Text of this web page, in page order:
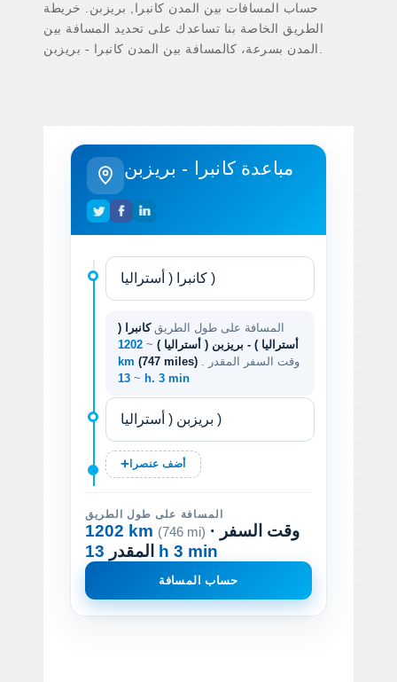
حساب المسافات بين المدن كانبرا, بريزبن. خريطة
الطريق الخاصة بنا تساعدك على تحديد المسافة بين
مباعدة كانبرا - بريزبن
المسافة على طول الطريقكانبرا (
أستراليا ) - بريزبن ( أستراليا ) ~
1202
km (747 miles)
~ 13 h. 3 min
أضف عنصرا
المسافة على طول الطريق
1202 km (746 mi) · وقت السفر
المقدر 13 h 3 min
حساب المسافة